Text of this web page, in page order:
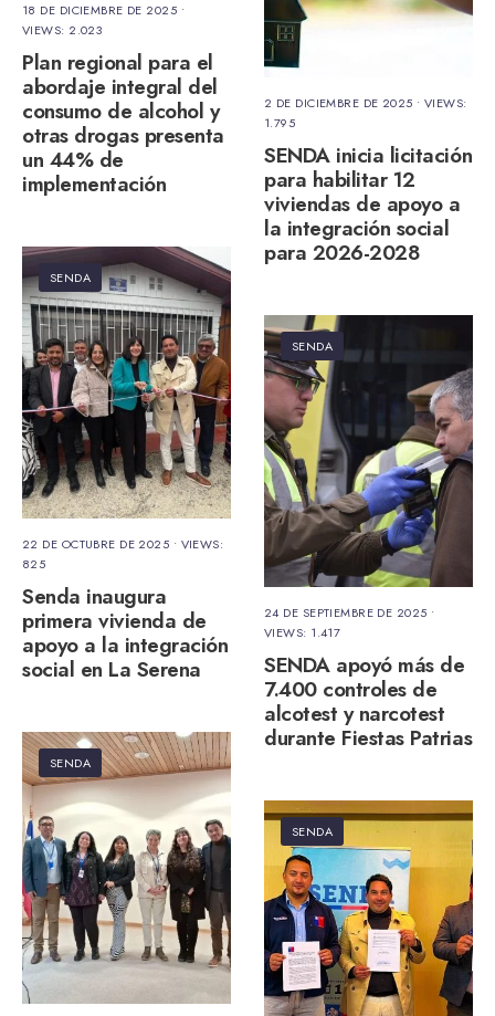
18 DE DICIEMBRE DE 2025 •
VIEWS: 2.023
Plan regional para el
abordaje integral del
consumo de alcohol y
otras drogas presenta
un 44% de
implementación
2 DE DICIEMBRE DE 2025 •VIEWS:
1.795
SENDA inicia licitación
para habilitar 12
viviendas de apoyo a
la integración social
para 2026-2028
SENDA
22 DE OCTUBRE DE 2025 • VIEWS:
825
Senda inaugura
primera vivienda de
apoyo a la integración
social en La Serena
SENDA
24 DE SEPTIEMBRE DE 2025 •
VIEWS: 1.417
SENDA apoyó más de
7.400 controles de
alcotest y narcotest
durante Fiestas Patrias
SENDA
SENDA